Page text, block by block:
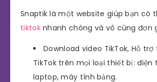
Snaptik là một website giúp bạn có
tiktoknhanh chóng và vô cùng đơn
Download video TikTok, Hỗ trợ
TikTok trên mọi loại thiết bị: điện
laptop, máy tính bảng.